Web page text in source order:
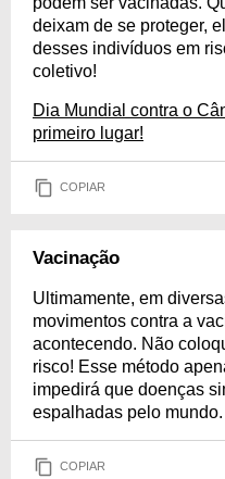
deixam de se proteger,
desses indivíduos em
coletivo!
Dia Mundial contra o
primeiro lugar!
COPIAR
Vacinação
Ultimamente, em
movimentos contra a
acontecendo. Não
risco! Esse método
impedirá que doenças
espalhadas pelo
COPIAR